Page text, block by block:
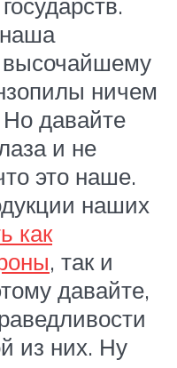
высочайшему
ничем
давайте
и не
это наше.
наших
как
, так и
давайте,
из них. Ну